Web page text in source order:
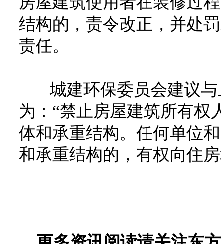
结构的，责令改正，并处
责任。
城建环保委员会建议与
为：“禁止房屋建筑所有权
体和承重结构。任何单位
和承重结构的，有权向住